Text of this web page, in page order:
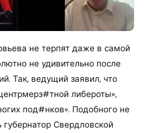
не терпят даже в самой
не удивительно после
Так, ведущий заявил, что
либероты»,
под#нков». Подобного не
Свердловской